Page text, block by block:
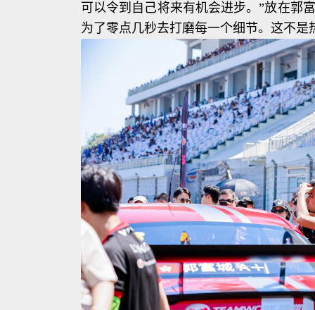
可以令到自己将来有机会进步。”放在郭
为了零点几秒去打磨每一个细节。这不是